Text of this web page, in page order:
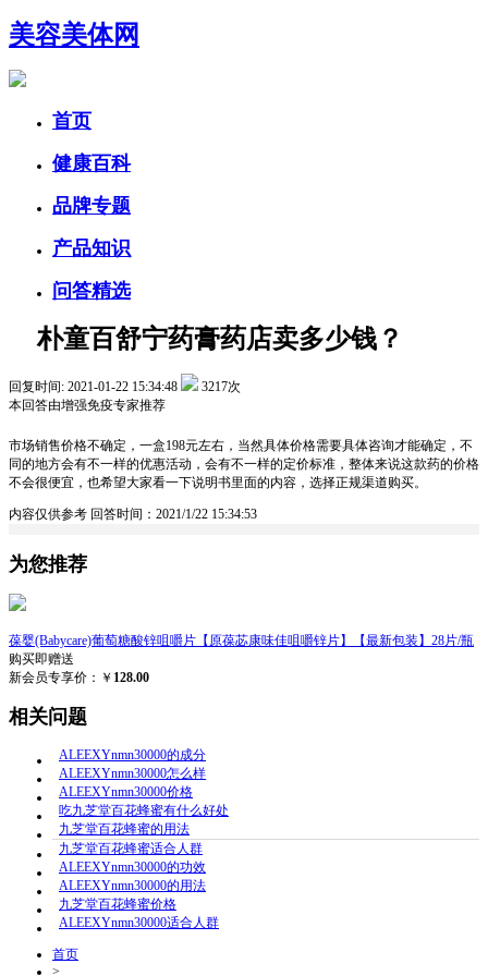
美容美体网
首页
健康百科
品牌专题
产品知识
问答精选
朴童百舒宁药膏药店卖多少钱？
回复时间: 2021-01-22 15:34:48
3217次
本回答由增强免疫专家推荐
市场销售价格不确定，一盒198元左右，当然具体价格需要具体咨询才能确定，不
同的地方会有不一样的优惠活动，会有不一样的定价标准，整体来说这款药的价格
不会很便宜，也希望大家看一下说明书里面的内容，选择正规渠道购买。
内容仅供参考 回答时间：2021/1/22 15:34:53
为您推荐
葆婴(Babycare)葡萄糖酸锌咀嚼片【原葆苾康味佳咀嚼锌片】【最新包装】28片/瓶
购买即赠送
新会员专享价：￥ 128.00
相关问题
ALEEXYnmn30000的成分
ALEEXYnmn30000怎么样
ALEEXYnmn30000价格
吃九芝堂百花蜂蜜有什么好处
九芝堂百花蜂蜜的用法
九芝堂百花蜂蜜适合人群
ALEEXYnmn30000的功效
ALEEXYnmn30000的用法
九芝堂百花蜂蜜价格
ALEEXYnmn30000适合人群
首页
>